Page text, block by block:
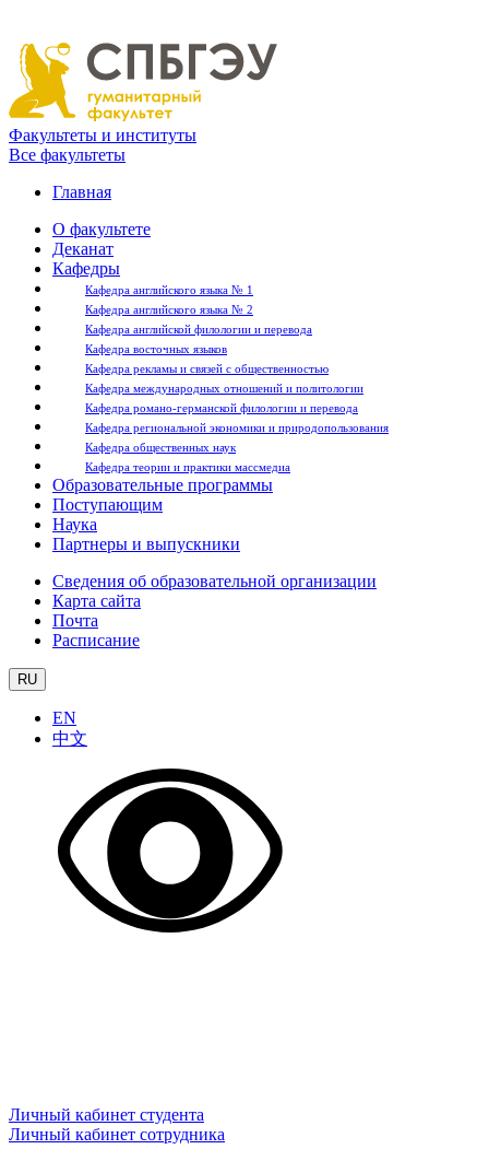
Факультеты и институты
Все факультеты
Главная
О факультете
Деканат
Кафедры
Кафедра английского языка № 1
Кафедра английского языка № 2
Кафедра английской филологии и перевода
Кафедра восточных языков
Кафедра рекламы и связей с общественностью
Кафедра международных отношений и политологии
Кафедра романо-германской филологии и перевода
Кафедра региональной экономики и природопользования
Кафедра общественных наук
Кафедра теории и практики массмедиа
Образовательные программы
Поступающим
Наука
Партнеры и выпускники
Сведения об образовательной организации
Карта сайта
Почта
Расписание
RU
EN
中文
Личный кабинет студента
Личный кабинет сотрудника